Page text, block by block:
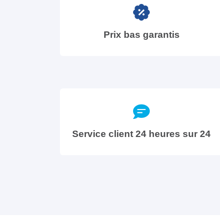
Prix bas garantis
Service client 24 heures sur 24